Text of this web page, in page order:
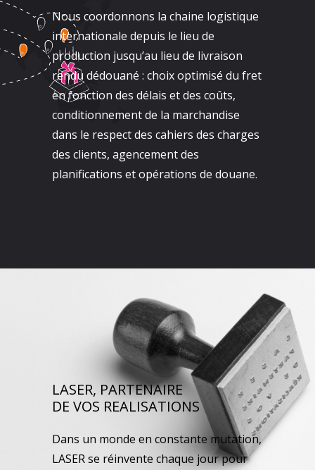
Nous coordonnons la chaine logistique
internationale depuis le lieu de
production jusqu’au lieu de livraison
rendu dédouané : choix optimisé du fret
en fonction des délais et des coûts,
conditionnement de la marchandise
dans le respect des cahiers des charges
des clients, agencement des
planifications et opérations de douane.
LASER, PARTENAIRE
DE VOS REALISATIONS
Dans un monde en constante mutation,
LASER se réinvente chaque jour pour